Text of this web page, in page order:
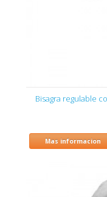
Bisagra regulable
Mas informacion